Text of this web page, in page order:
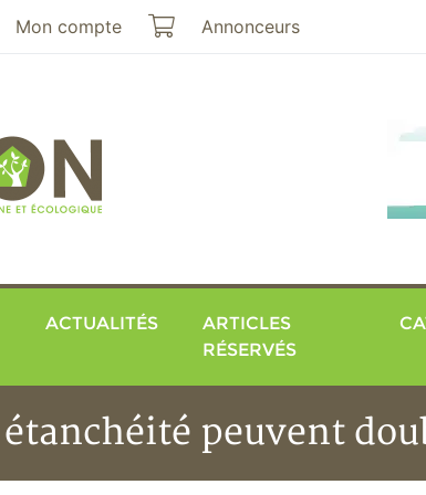
Mon compte Mon panier
Annonceurs
ACTUALITÉS
ARTICLES
RÉSERVÉS
peuvent